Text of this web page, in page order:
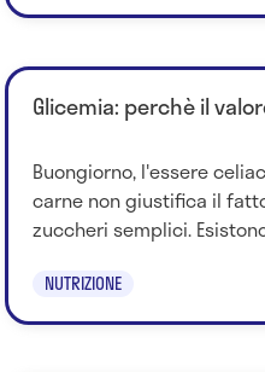
Glicemia: perchè il
Buongiorno, l'essere
carne non giustifica il
zuccheri semplici.
NUTRIZIONE